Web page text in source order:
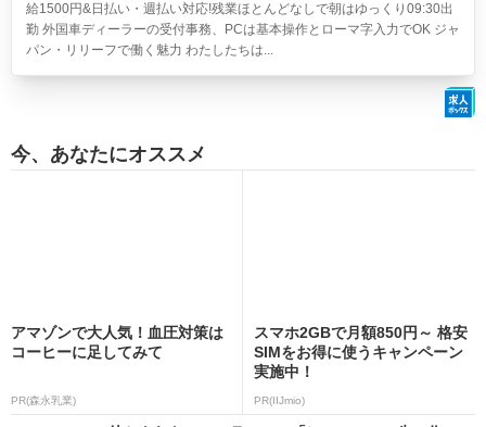
給1500円&日払い・週払い対応!残業ほとんどなしで朝はゆっくり09:30出
勤 外国車ディーラーの受付事務、PCは基本操作とローマ字入力でOK ジャ
パン・リリーフで働く魅力 わたしたちは...
今、あなたにオススメ
アマゾンで大人気！血圧対策は
コーヒーに足してみて
PR(森永乳業)
スマホ2GBで月額850円～ 格安
SIMをお得に使うキャンペーン
実施中！
PR(IIJmio)